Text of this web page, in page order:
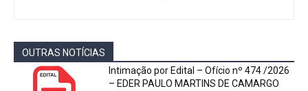
OUTRAS NOTÍCIAS
Intimação por Edital – Ofício nº 474 /2026
– EDER PAULO MARTINS DE CAMARGO